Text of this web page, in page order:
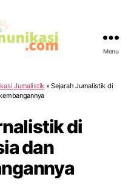
Menu
Jurnalistik »Sejarah Jurnalistik di
di
dan